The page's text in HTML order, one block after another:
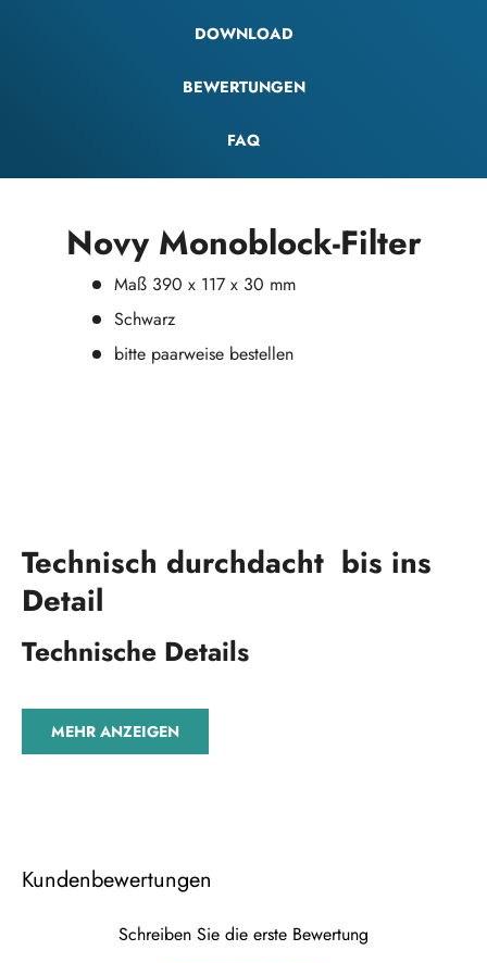
DOWNLOAD
BEWERTUNGEN
FAQ
Novy Monoblock-Filter
Maß 390 x 117 x 30 mm
Schwarz
bitte paarweise bestellen
Technisch durchdacht bis ins
Detail
Technische Details
MEHR ANZEIGEN
Kundenbewertungen
Schreiben Sie die erste Bewertung